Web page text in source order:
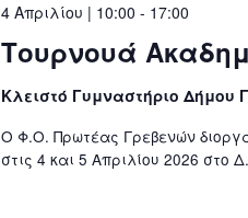
Τουρνουά
4 Απριλίου | 10:00 - 17:00
Κλειστό Γυμναστήριο Δήμου
Ο Φ.Ο. Πρωτέας Γρεβενών
στις 4 και 5 Απριλίου 2026 στο